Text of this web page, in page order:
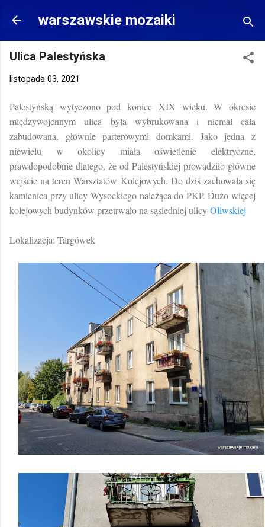
Przejdź do głównej zawartości
warszawskie mozaiki
Ulica Palestyńska
listopada 03, 2021
Palestyńską wytyczono pod koniec XIX wieku. W okresie
międzywojennym ulica była wybrukowana i niemal cała
zabudowana, głównie parterowymi domkami. Jako jedna z
niewielu w okolicy miała oświetlenie elektryczne,
prawdopodobnie dlatego, że od Palestyńskiej prowadziło główne
wejście na teren Warsztatów Kolejowych. Do dziś zachowała się
kamienica przy ulicy Wysockiego należąca do PKP. Dużo więcej
kolejowych budynków przetrwało na sąsiedniej ulicy Oliwskiej
Lokalizacja: Targówek